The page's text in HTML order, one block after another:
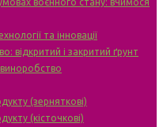
та інновації
відкритий і закритий ґрунт
(зерняткові)
(кісточкові)